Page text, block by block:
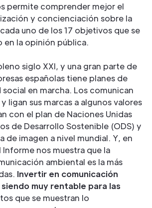
permite comprender mejor el
y concienciación sobre la
uno de los 17 objetivos que se
en la opinión pública.
siglo XXI, y una gran parte de
españolas tiene planes de
en marcha. Los comunican
ligan sus marcas a algunos valores
con el plan de Naciones Unidas
de Desarrollo Sostenible (ODS) y
de imagen a nivel mundial. Y, en
nos muestra que la
ambiental es la más
Invertir en comunicación
muy rentable para las
que se muestran lo